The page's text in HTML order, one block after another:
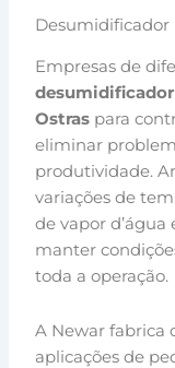
Desumidificador
Empresas de
Ostras para
eliminar
produtividade.
variações de
de vapor
manter
toda a operação.
A Newar fabrica
aplicações de